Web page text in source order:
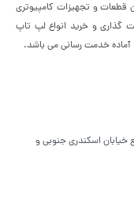
و تجهیزات کامپیوتری
گذاری و خرید انواع لپ تاپ
خدمت رسانی می باشد.
خیابان اسکندری جنوبی و